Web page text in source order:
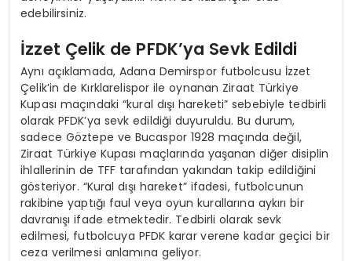
edebilirsiniz.
İzzet Çelik de PFDK’ya Sevk Edildi
Aynı açıklamada, Adana Demirspor futbolcusu İzzet
Çelik’in de Kırklarelispor ile oynanan Ziraat Türkiye
Kupası maçındaki “kural dışı hareketi” sebebiyle tedbirli
olarak PFDK’ya sevk edildiği duyuruldu. Bu durum,
sadece Göztepe ve Bucaspor 1928 maçında değil,
Ziraat Türkiye Kupası maçlarında yaşanan diğer disiplin
ihlallerinin de TFF tarafından yakından takip edildiğini
gösteriyor. “Kural dışı hareket” ifadesi, futbolcunun
rakibine yaptığı faul veya oyun kurallarına aykırı bir
davranışı ifade etmektedir. Tedbirli olarak sevk
edilmesi, futbolcuya PFDK karar verene kadar geçici bir
ceza verilmesi anlamına geliyor.